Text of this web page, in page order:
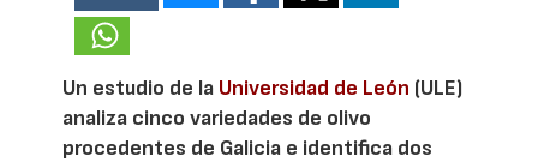
Un estudio de la Universidad de León (ULE)
analiza cinco variedades de olivo
procedentes de Galicia e identifica dos